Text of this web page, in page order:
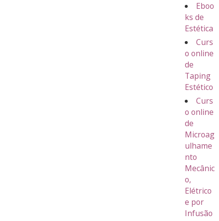
Eboo
ks de
Estética
Curs
o online
de
Taping
Estético
Curs
o online
de
Microag
ulhame
nto
Mecânic
o,
Elétrico
e por
Infusão